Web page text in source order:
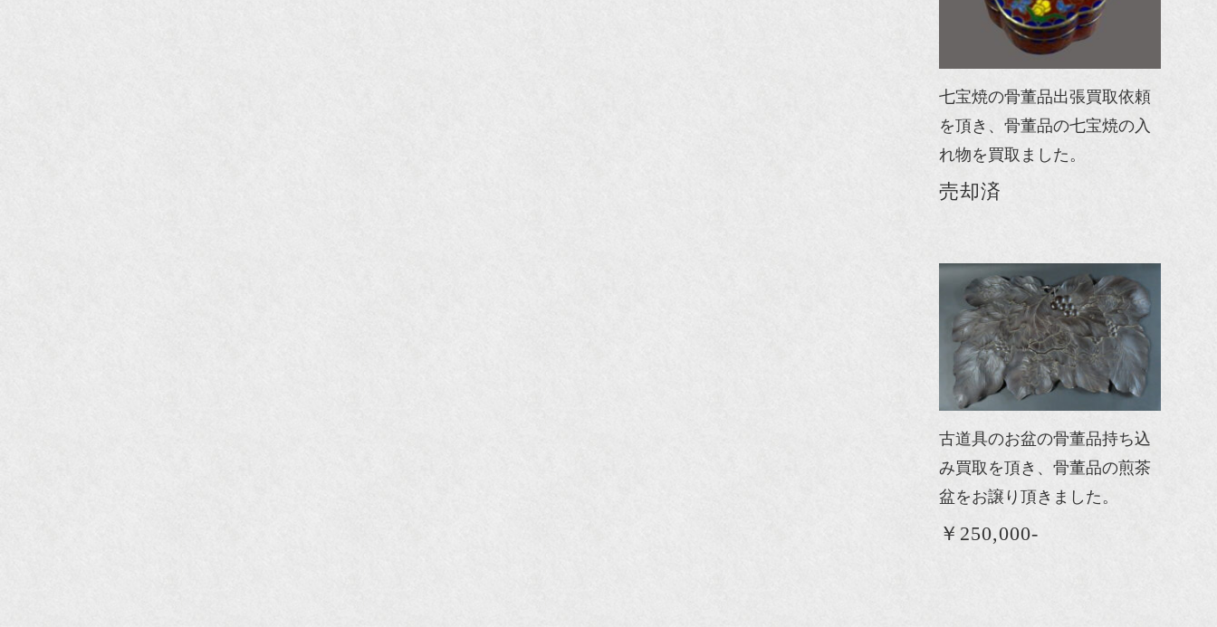
七宝焼の骨董品出張買取依頼
を頂き、骨董品の七宝焼の入
れ物を買取ました。
売却済
古道具のお盆の骨董品持ち込
み買取を頂き、骨董品の煎茶
盆をお譲り頂きました。
￥250,000-